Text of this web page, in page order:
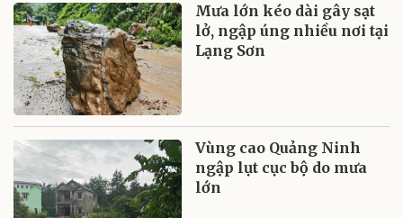
Mưa lớn kéo dài gây sạt
lở, ngập úng nhiều nơi tại
Lạng Sơn
Vùng cao Quảng Ninh
ngập lụt cục bộ do mưa
lớn